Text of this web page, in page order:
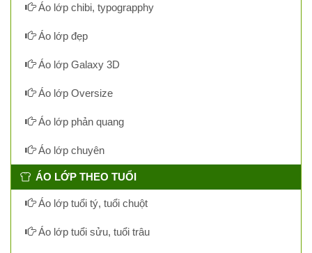
Áo lớp chibi, typograpphy
Áo lớp đẹp
Áo lớp Galaxy 3D
Áo lớp Oversize
Áo lớp phản quang
Áo lớp chuyên
ÁO LỚP THEO TUỔI
Áo lớp tuổi tý, tuổi chuột
Áo lớp tuổi sửu, tuổi trâu